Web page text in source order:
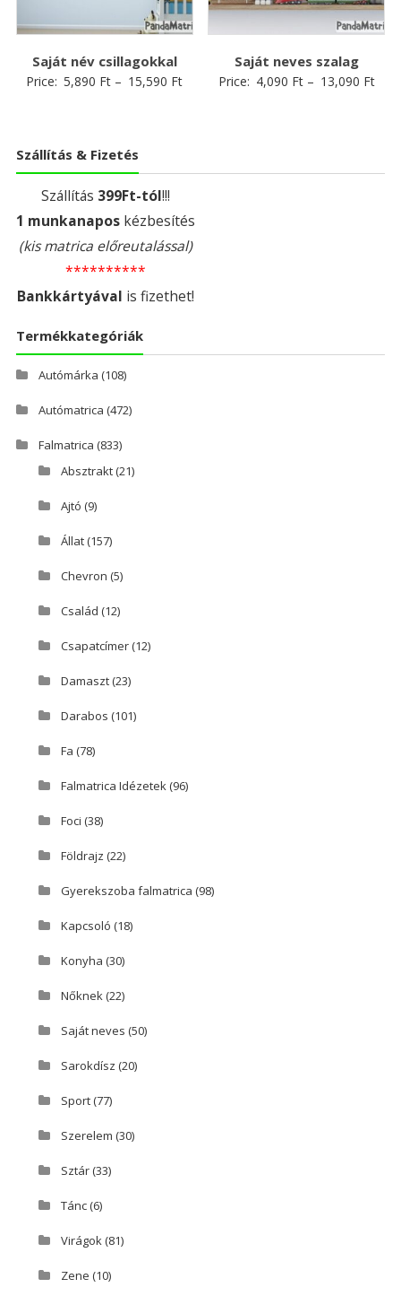
Saját név csillagokkal
Price: 5,890 Ft – 15,590 Ft
Saját neves szalag
Price: 4,090 Ft– 13,090 Ft
Szállítás & Fizetés
Szállítás 399Ft-tól!!!
1 munkanaposkézbesítés
(kis matrica előreutalással)
**********
Bankkártyával is fizethet!
Termékkategóriák
Autómárka (108)
Autómatrica (472)
Falmatrica (833)
Absztrakt(21)
Ajtó (9)
Állat(157)
Chevron (5)
Család (12)
Csapatcímer(12)
Damaszt(23)
Darabos (101)
Fa (78)
Falmatrica Idézetek(96)
Foci (38)
Földrajz (22)
Gyerekszoba falmatrica (98)
Kapcsoló (18)
Konyha (30)
Nőknek(22)
Saját neves (50)
Sarokdísz (20)
Sport(77)
Szerelem (30)
Sztár(33)
Tánc(6)
Virágok(81)
Zene (10)